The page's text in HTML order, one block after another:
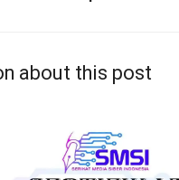
about this post